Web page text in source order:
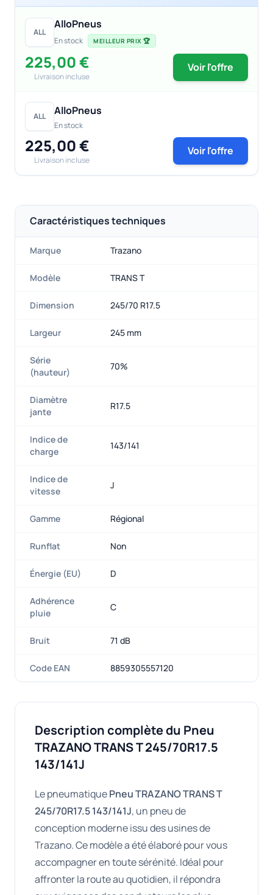
ALL
AlloPneus
En stock MEILLEUR PRIX 🏆
225,00 €
Livraison incluse
Voir l'offre
ALL AlloPneus
En stock
225,00 €
Livraison incluse
Voir l'offre
Caractéristiques techniques
Marque Trazano
Modèle TRANS T
Dimension 245/70 R17.5
Largeur 245 mm
Série
(hauteur)
70%
Diamètre
jante
R17.5
Indice de
charge
143/141
Indice de
vitesse
J
Gamme Régional
Runflat Non
Énergie (EU) D
Adhérence
pluie
C
Bruit 71 dB
Code EAN 8859305557120
Description complète du Pneu
TRAZANO TRANS T 245/70R17.5
143/141J
Le pneumatiquePneu TRAZANO TRANS T
245/70R17.5 143/141J, un pneu de
conception moderne issu des usines de
Trazano. Ce modèle a été élaboré pour vous
accompagner en toute sérénité. Idéal pour
affronter la route au quotidien, il répondra